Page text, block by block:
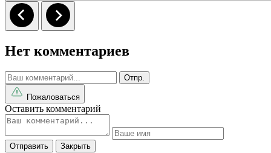
Нет комментариев
Отпр.
Пожаловаться
Оставить комментарий
Отправить Закрыть